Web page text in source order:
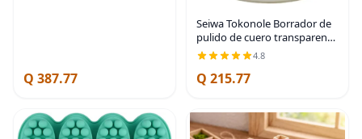
Q 387.77
Seiwa Tokonole Borrador de
pulido de cuero transparente
(120g)
4.8
Q 215.77